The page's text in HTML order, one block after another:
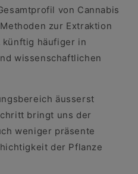
von Cannabis
zur Extraktion
künftig häufiger in
wissenschaftlichen
äusserst
bringt uns der
weniger präsente
der Pflanze